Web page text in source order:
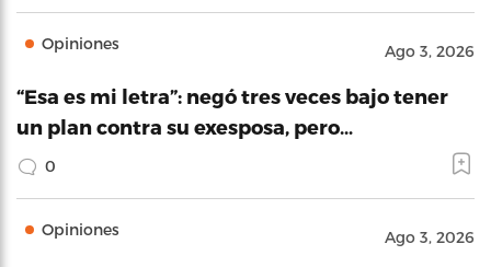
Opiniones Ago 3, 2026
“Esa es mi letra”: negó tres veces bajo tener
un plan contra su exesposa, pero…
0
Opiniones Ago 3, 2026